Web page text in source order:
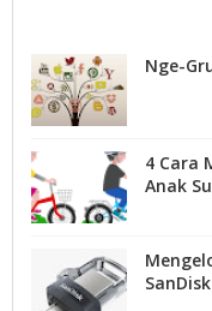
Nge-
4 Cara
Anak
SanDisk